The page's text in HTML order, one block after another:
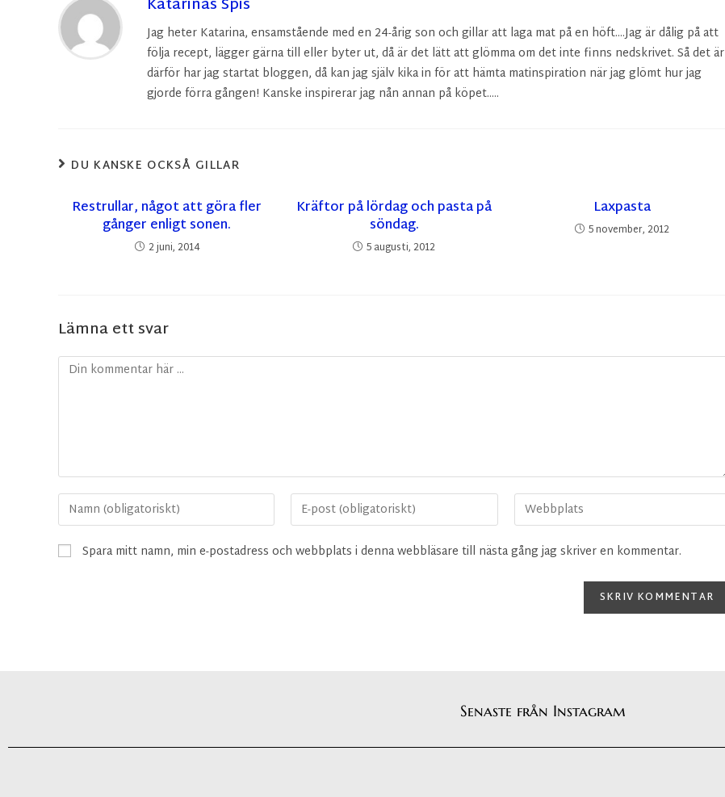
Jag heter Katarina, ensamstående med en 24-årig son och gillar att laga mat på en höft....Jag är dålig på att
följa recept, lägger gärna till eller byter ut, då är det lätt att glömma om det inte finns nedskrivet. Så det är
därför har jag startat bloggen, då kan jag själv kika in för att hämta matinspiration när jag glömt hur jag
gjorde förra gången! Kanske inspirerar jag nån annan på köpet.....
DU KANSKE OCKSÅ GILLAR
Restrullar, något att göra fler
gånger enligt sonen.
2 juni, 2014
Kräftor på lördag och pasta på
söndag.
5 augusti, 2012
Laxpasta
5 november, 2012
Lämna ett svar
Spara mitt namn, min e-postadress och webbplats i denna webbläsare till nästa gång jag skriver en kommentar.
Senaste från Instagram